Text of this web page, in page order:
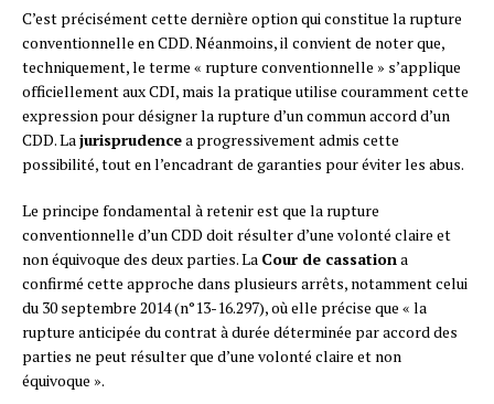
C’est précisément cette dernière option qui constitue la rupture
conventionnelle en CDD. Néanmoins, il convient de noter que,
techniquement, le terme « rupture conventionnelle » s’applique
officiellement aux CDI, mais la pratique utilise couramment cette
expression pour désigner la rupture d’un commun accord d’un
CDD. La jurisprudencea progressivement admis cette
possibilité, tout en l’encadrant de garanties pour éviter les abus.
Le principe fondamental à retenir est que la rupture
conventionnelle d’un CDD doit résulter d’une volonté claire et
non équivoque des deux parties. La Cour de cassation a
confirmé cette approche dans plusieurs arrêts, notamment celui
du 30 septembre 2014 (n°13-16.297), où elle précise que « la
rupture anticipée du contrat à durée déterminée par accord des
parties ne peut résulter que d’une volonté claire et non
équivoque ».